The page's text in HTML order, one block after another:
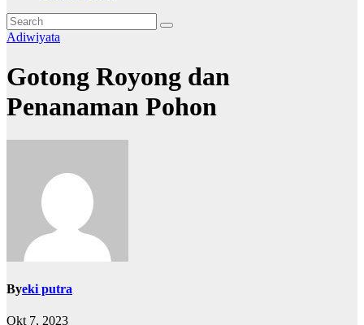
Adiwiyata
Gotong Royong dan
Penanaman Pohon
Byeki putra
Okt 7, 2023